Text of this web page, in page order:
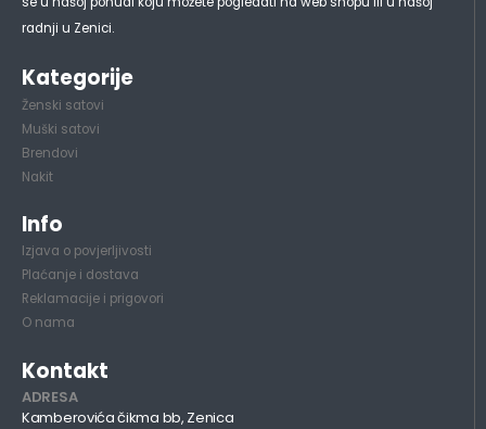
radnji u Zenici.
Kategorije
Ženski satovi
Muški satovi
Brendovi
Nakit
Info
Izjava o povjerljivosti
Plaćanje i dostava
Reklamacije i prigovori
O nama
Kontakt
ADRESA
Kamberovića čikma bb, Zenica